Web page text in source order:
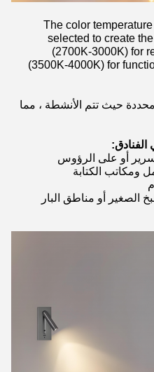
The color
selected to create
(2700K-3000K) for
(3500K-4000K) for
حيث تتم الأنشطة ، مما
الفنادق:
أو على الرؤوس
ومكاتب الكتابة
الصغير أو مناطق البار